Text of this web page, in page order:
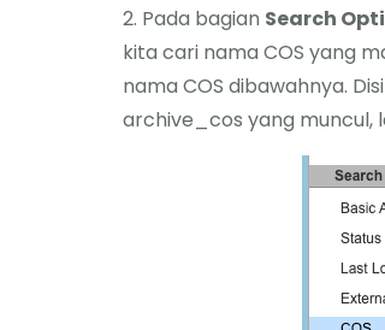
2. Pada bagian Search
kita cari nama COS yang
nama COS dibawahnya.
archive_cos yang muncul,